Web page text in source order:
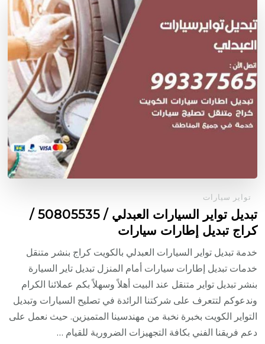
تواير سيارات
تبديل تواير السيارات العبدلي / 50805535‬ /
كراج تبديل إطارات سيارات
خدمة تبديل تواير السيارات العبدلي بالكويت كراج بنشر متنقل
خدمات تبديل إطارات سيارات أمام المنزل تبديل تاير السيارة
بنشر تبديل تواير متنقل عند البيت أهلاً وسهلاً بكم عملائنا الكرام
وندعوكم لتتعرف على شركتنا الرائدة في تصليح السيارات وتبديل
التواير الكويت بخبرة نخبة من مهندسينا المتميزين. حيث نعمل على
دعم فريقنا الفني بكافة التجهيزات الضرورية للقيام …